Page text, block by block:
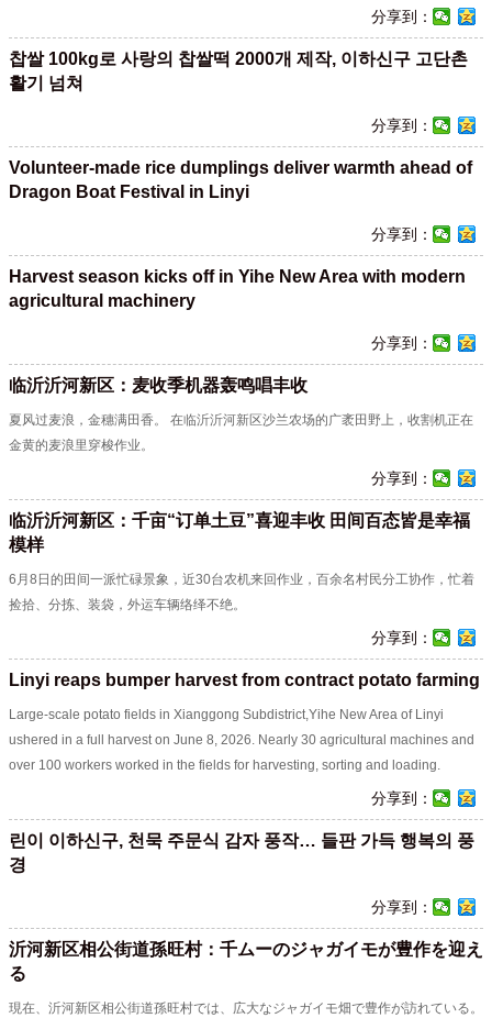
分享到：
찹쌀 100kg로 사랑의 찹쌀떡 2000개 제작, 이하신구 고단촌
활기 넘쳐
分享到：
Volunteer-made rice dumplings deliver warmth ahead of
Dragon Boat Festival in Linyi
分享到：
Harvest season kicks off in Yihe New Area with modern
agricultural machinery
分享到：
临沂沂河新区：麦收季机器轰鸣唱丰收
夏风过麦浪，金穗满田香。 在临沂沂河新区沙兰农场的广袤田野上，收割机正在
金黄的麦浪里穿梭作业。
分享到：
临沂沂河新区：千亩“订单土豆”喜迎丰收 田间百态皆是幸福
模样
6月8日的田间一派忙碌景象，近30台农机来回作业，百余名村民分工协作，忙着
捡拾、分拣、装袋，外运车辆络绎不绝。
分享到：
Linyi reaps bumper harvest from contract potato farming
Large-scale potato fields in Xianggong Subdistrict,Yihe New Area of Linyi
ushered in a full harvest on June 8, 2026. Nearly 30 agricultural machines and
over 100 workers worked in the fields for harvesting, sorting and loading.
分享到：
린이 이하신구, 천묵 주문식 감자 풍작… 들판 가득 행복의 풍
경
分享到：
沂河新区相公街道孫旺村：千ムーのジャガイモが豊作を迎え
る
現在、沂河新区相公街道孫旺村では、広大なジャガイモ畑で豊作が訪れている。